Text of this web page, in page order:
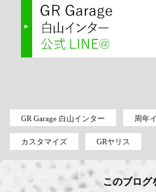
GR Garage 白山インター 周年
カスタマイズ GRヤリス
このブログ